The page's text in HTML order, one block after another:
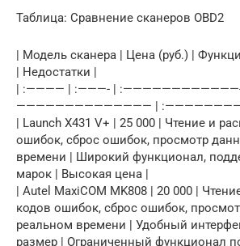
Таблица: Сравнение сканеров OBD2
| Модель сканера | Цена (руб.) |
| Недостатки |
| :———— | :———- |
—————————————— |
| Launch X431 V+ | 25 000 | Чтение и
ошибок, сброс ошибок, просмотр
времени | Широкий функционал,
марок | Высокая цена |
| Autel MaxiCOM MK808 | 20 000 |
кодов ошибок, сброс ошибок,
реальном времени | Удобный
размер | Ограниченный функционал